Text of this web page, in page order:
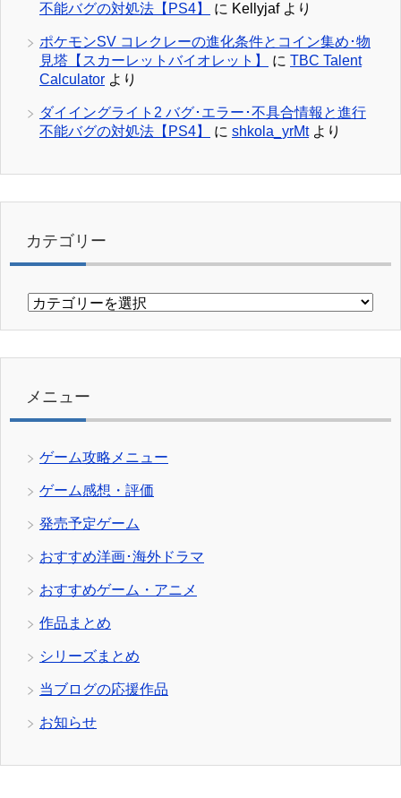
不能バグの対処法【PS4】
に Kellyjafより
ポケモンSV コレクレーの進化条件とコイン集め･物
見塔【スカーレットバイオレット】
に TBC Talent
Calculator より
ダイイングライト2 バグ･エラー･不具合情報と進行
不能バグの対処法【PS4】
に shkola_yrMtより
カテゴリー
カ
リ
メニュー
ゲーム攻略メニュー
ゲーム感想・評価
発売予定ゲーム
おすすめ洋画･海外ドラマ
おすすめゲーム・アニメ
作品まとめ
シリーズまとめ
当ブログの応援作品
お知らせ